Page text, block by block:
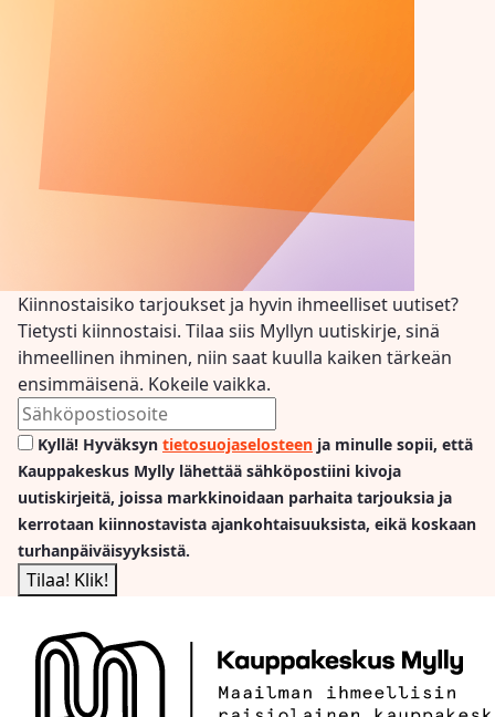
Kiinnostaisiko tarjoukset ja hyvin ihmeelliset uutiset?
Tietysti kiinnostaisi. Tilaa siis Myllyn uutiskirje, sinä
ihmeellinen ihminen, niin saat kuulla kaiken tärkeän
ensimmäisenä. Kokeile vaikka.
Kyllä! Hyväksyn tietosuojaselosteen ja minulle sopii, että
Kauppakeskus Mylly lähettää sähköpostiini kivoja
uutiskirjeitä, joissa markkinoidaan parhaita tarjouksia ja
kerrotaan kiinnostavista ajankohtaisuuksista, eikä koskaan
turhanpäiväisyyksistä.